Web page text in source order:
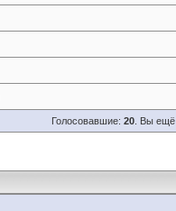
Голосовавшие: 20 . Вы